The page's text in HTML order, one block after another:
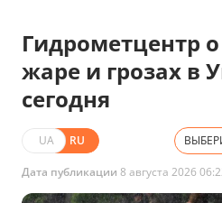
Гидрометцентр
жаре и грозах в
сегодня
UA RU
Дата публикации 8 августа 2026